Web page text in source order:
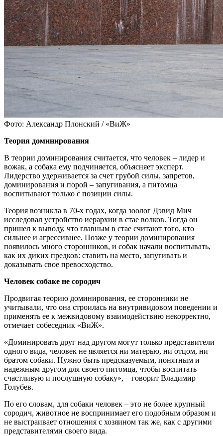
Фото: Александр Плонский / «ВиЖ»
Теория доминирования
В теории доминирования считается, что человек – лидер и
вожак, а собака ему подчиняется, объясняет эксперт.
Лидерство удерживается за счет грубой силы, запретов,
доминирования и порой – запугивания, а питомца
воспитывают только с позиции силы.
Теория возникла в 70-х годах, когда зоолог Дэвид Мич
исследовал устройство иерархии в стае волков. Тогда он
пришел к выводу, что главным в стае считают того, кто
сильнее и агрессивнее. Позже у теории доминирования
появилось много сторонников, и собак начали воспитывать,
как их диких предков: ставить на место, запугивать и
доказывать свое превосходство.
Человек собаке не сородич
Продвигая теорию доминирования, ее сторонники не
учитывали, что она строилась на внутривидовом поведении и
применять ее к межвидовому взаимодействию некорректно,
отмечает собеседник «ВиЖ».
«Доминировать друг над другом могут только представители
одного вида, человек не является ни матерью, ни отцом, ни
братом собаки. Нужно быть предсказуемым, понятным и
надежным другом для своего питомца, чтобы воспитать
счастливую и послушную собаку», – говорит Владимир
Голубев.
По его словам, для собаки человек – это не более крупный
сородич, животное не воспринимает его подобным образом и
не выстраивает отношения с хозяином так же, как с другими
представителями своего вида.